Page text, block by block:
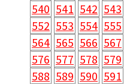
540 541 542 543
552 553 554 555
564 565 566 567
576 577 578 579
588 589 590 591